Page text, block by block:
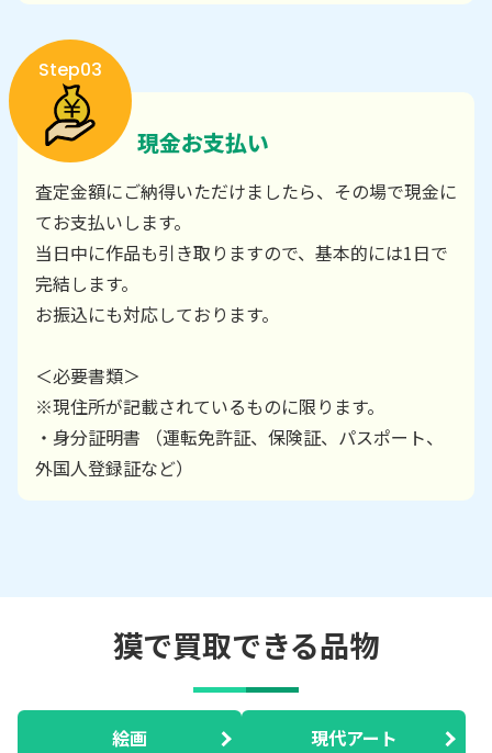
Step03
現金お支払い
査定金額にご納得いただけましたら、その場で現金に
てお支払いします。
当日中に作品も引き取りますので、基本的には1日で
完結します。
お振込にも対応しております。
＜必要書類＞
※現住所が記載されているものに限ります。
・身分証明書 （運転免許証、保険証、パスポート、
外国人登録証など）
獏で買取できる品物
絵画 現代アート